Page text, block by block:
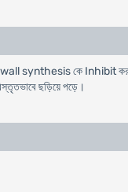
wall synthesis কে Inhibit
ছড়িয়ে পড়ে।